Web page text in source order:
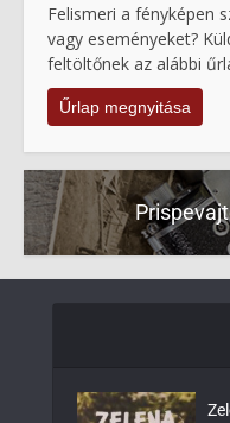
Felismeri a fényképen
vagy eseményeket?
feltöltőnek az alábbi
Űrlap megnyitása